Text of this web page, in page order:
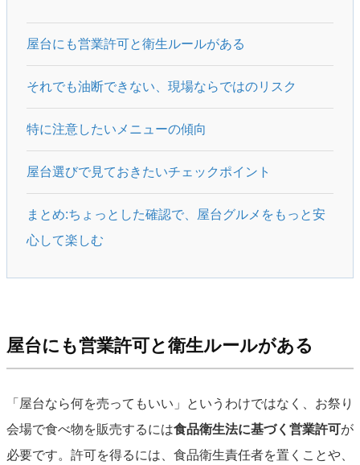
屋台にも営業許可と衛生ルールがある
それでも油断できない、現場ならではのリスク
特に注意したいメニューの傾向
屋台選びで見ておきたいチェックポイント
まとめ:ちょっとした確認で、屋台グルメをもっと安
心して楽しむ
屋台にも営業許可と衛生ルールがある
「屋台なら何を売ってもいい」というわけではなく、お祭り
会場で食べ物を販売するには食品衛生法に基づく営業許可が
必要です。許可を得るには、食品衛生責任者を置くことや、